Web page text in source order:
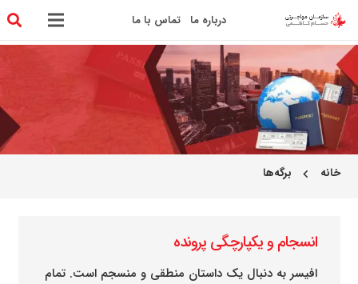
درباره ما تماس با ما
خانه chevron_left برگه‌ها
انسجام و یکپارچگی پرونده
افیسر به دنبال یک داستان منطقی و منسجم است. تمام